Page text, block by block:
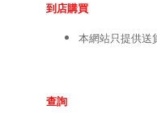
到店購買
本網站只提供送
查詢